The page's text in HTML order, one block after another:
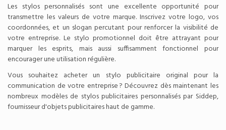
Les stylos personnalisés sont une excellente opportunité pour
transmettre les valeurs de votre marque. Inscrivez votre logo, vos
coordonnées, et un slogan percutant pour renforcer la visibilité de
votre entreprise. Le stylo promotionnel doit être attrayant pour
marquer les esprits, mais aussi suffisamment fonctionnel pour
encourager une utilisation régulière.
Vous souhaitez acheter un stylo publicitaire original pour la
communication de votre entreprise ? Découvrez dès maintenant les
nombreux modèles de stylos publicitaires personnalisés par Siddep,
fournisseur d'objets publicitaires haut de gamme.